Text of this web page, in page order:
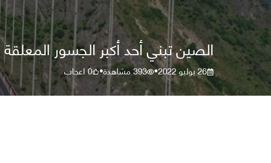
الصين تبني أحد أكبر الجسور
26 يوليو 2022 •
393مشاهدة•
0اعجاب